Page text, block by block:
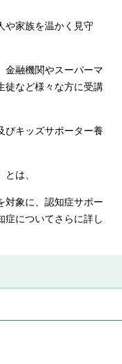
や家族を温かく見守
金融機関やスーパーマ
徒など様々な方に受講
びキッズサポーター養
は、
対象に、認知症サポー
症についてさらに詳し